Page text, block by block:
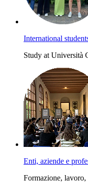
International
Study at Università
Enti, aziende e
Formazione,